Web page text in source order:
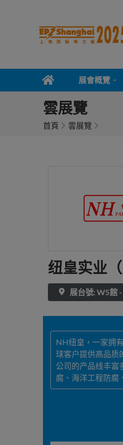
展會概覽
雲展覽
首頁 雲展覽
纽皇实业
展台號: W5館
NH纽皇，一家拥
球客户提供高品质
公司的产品线丰富
腐、海洋工程防腐